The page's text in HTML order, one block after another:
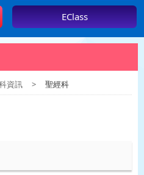
EClass
資訊 > 聖經科